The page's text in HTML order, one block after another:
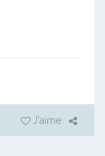
J'aime